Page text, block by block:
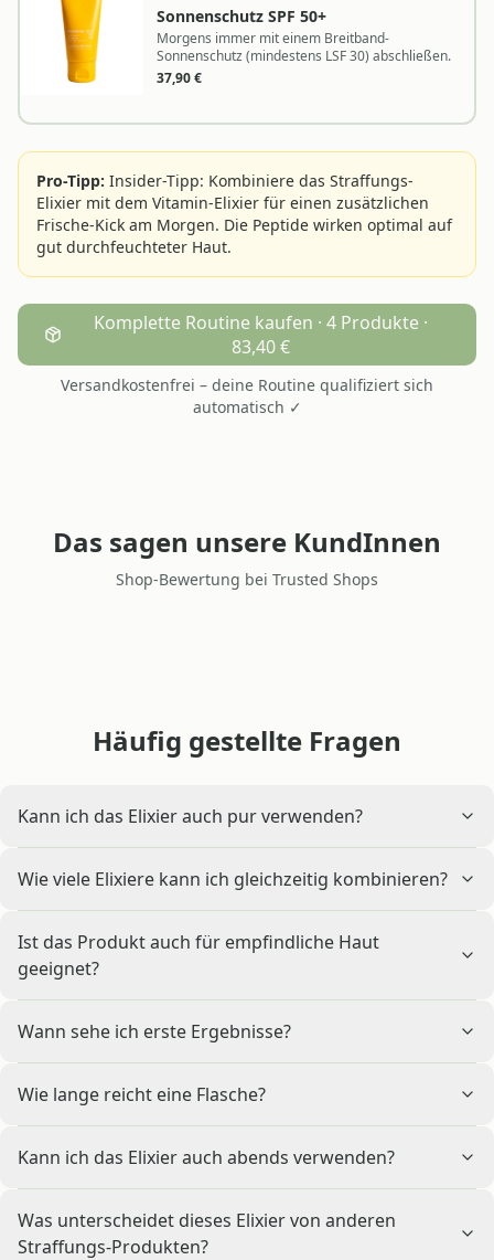
Sonnenschutz SPF 50+
Morgens immer mit einem Breitband-
Sonnenschutz (mindestens LSF 30) abschließen.
37,90€
Pro-Tipp: Insider-Tipp: Kombiniere das Straffungs-
Elixier mit dem Vitamin-Elixier für einen zusätzlichen
Frische-Kick am Morgen. Die Peptide wirken optimal auf
gut durchfeuchteter Haut.
Komplette Routine kaufen · 4 Produkte ·
83,40 €
Versandkostenfrei – deine Routine qualifiziert sich
automatisch ✓
Das sagen unsere KundInnen
Shop-Bewertung bei Trusted Shops
Häufig gestellte Fragen
Kann ich das Elixier auch pur verwenden?
Wie viele Elixiere kann ich gleichzeitig kombinieren?
Ist das Produkt auch für empfindliche Haut
geeignet?
Wann sehe ich erste Ergebnisse?
Wie lange reicht eine Flasche?
Kann ich das Elixier auch abends verwenden?
Was unterscheidet dieses Elixier von anderen
Straffungs-Produkten?